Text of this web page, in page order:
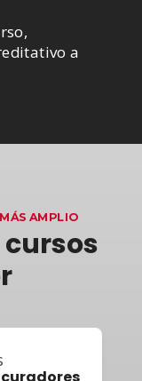
a
AMPLIO